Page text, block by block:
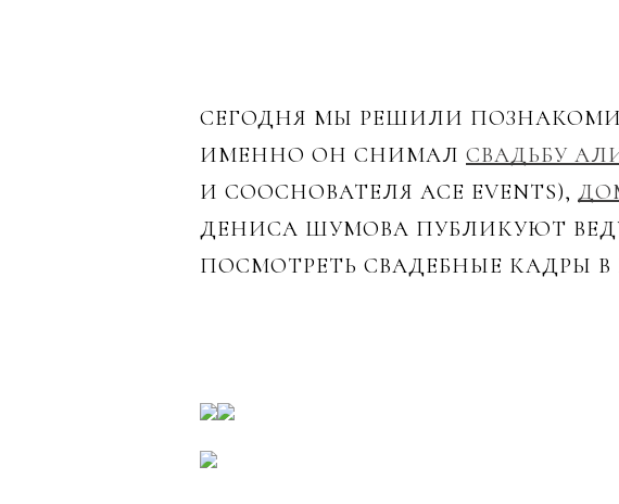
СЕГОДНЯ МЫ РЕШИЛИ
ИМЕННО ОН СНИМАЛ СВАДЬБУ
И СООСНОВАТЕЛЯ ACE EVENTS),
ДЕНИСА ШУМОВА ПУБЛИКУЮТ
ПОСМОТРЕТЬ СВАДЕБНЫЕ КАДРЫ